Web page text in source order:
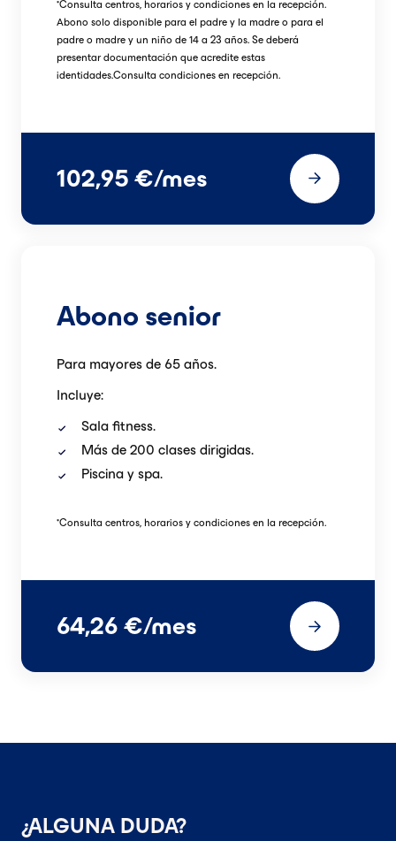
*Consulta centros, horarios y condiciones en la recepción.
Abono solo disponible para el padre y la madre o para el
padre o madre y un niño de 14 a 23 años. Se deberá
presentar documentación que acredite estas
identidades.Consulta condiciones en recepción.
102,95 €/mes
Abono senior
Para mayores de 65 años.
Incluye:
Sala fitness.
Más de 200 clases dirigidas.
Piscina y spa.
*Consulta centros, horarios y condiciones en la recepción.
64,26 €/mes
¿ALGUNA DUDA?